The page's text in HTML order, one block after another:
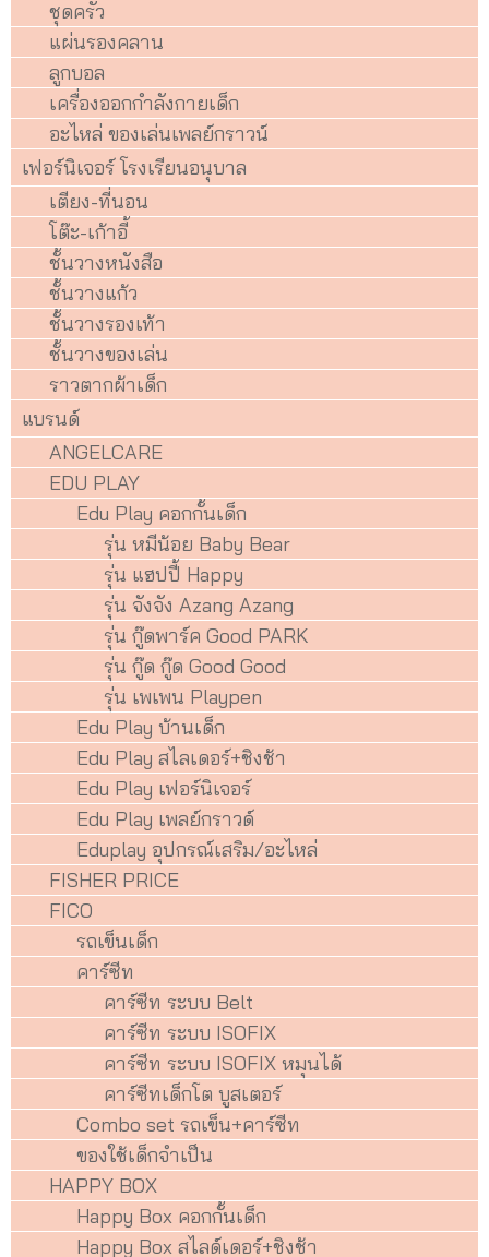
ชุดครัว
แผ่นรองคลาน
ลูกบอล
เครื่องออกกำลังกายเด็ก
อะไหล่ ของเล่นเพลย์กราวน์
เฟอร์นิเจอร์ โรงเรียนอนุบาล
เตียง-ที่นอน
โต๊ะ-เก้าอี้
ชั้นวางหนังสือ
ชั้นวางแก้ว
ชั้นวางรองเท้า
ชั้นวางของเล่น
ราวตากผ้าเด็ก
แบรนด์
ANGELCARE
EDU PLAY
Edu Play คอกกั้นเด็ก
รุ่น หมีน้อย Baby Bear
รุ่น แฮปปี้ Happy
รุ่น จังจัง Azang Azang
รุ่น กู๊ดพาร์ค Good PARK
รุ่น กู๊ด กู๊ด Good Good
รุ่น เพเพน Playpen
Edu Play บ้านเด็ก
Edu Play สไลเดอร์+ชิงช้า
Edu Play เฟอร์นิเจอร์
Edu Play เพลย์กราวด์
Eduplay อุปกรณ์เสริม/อะไหล่
FISHER PRICE
FICO
รถเข็นเด็ก
คาร์ซีท
คาร์ซีท ระบบ Belt
คาร์ซีท ระบบ ISOFIX
คาร์ซีท ระบบ ISOFIX หมุนได้
คาร์ซีทเด็กโต บูสเตอร์
Combo set รถเข็น+คาร์ซีท
ของใช้เด็กจำเป็น
HAPPY BOX
Happy Box คอกกั้นเด็ก
Happy Box สไลด์เดอร์+ชิงช้า